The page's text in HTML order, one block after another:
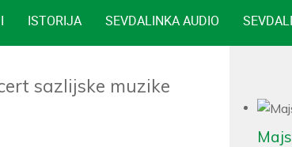
ISTORIJA SEVDALINKA AUDIO
sazlijske muzike